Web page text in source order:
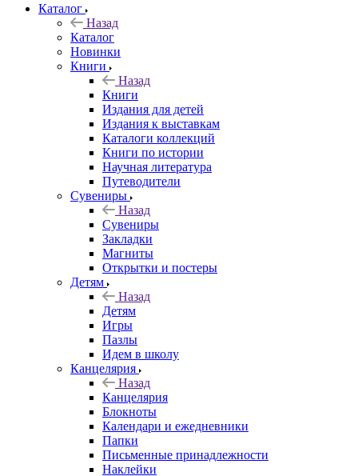
Каталог
Назад
Каталог
Новинки
Книги
Назад
Книги
Издания для детей
Издания к выставкам
Каталоги коллекций
Книги по истории
Научная литература
Путеводители
Сувениры
Назад
Сувениры
Закладки
Магниты
Открытки и постеры
Детям
Назад
Детям
Игры
Пазлы
Идем в школу
Канцелярия
Назад
Канцелярия
Блокноты
Календари и ежедневники
Папки
Письменные принадлежности
Наклейки